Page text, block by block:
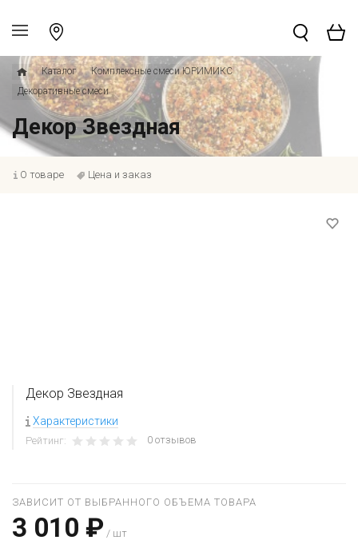
Каталог
Комплексные смеси ЮРИМИКС
Декоративные смеси
Декор Звездная
О товаре Цена и заказ
Декор Звездная
Характеристики
Рейтинг: 0 отзывов
ЗАВИСИТ ОТ ВЫБРАННОГО ОБЪЕМА ТОВАРА
3 010 ₽ / шт